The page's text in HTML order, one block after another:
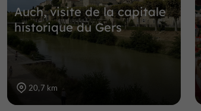
Auch, visite de la capitale
historique du Gers
20,7 km